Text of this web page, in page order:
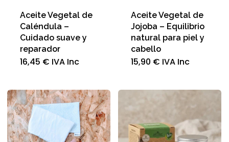
Aceite Vegetal de
Caléndula –
Cuidado suave y
reparador
16,45 € IVA Inc
Aceite Vegetal de
Jojoba – Equilibrio
natural para piel y
cabello
15,90 € IVA Inc